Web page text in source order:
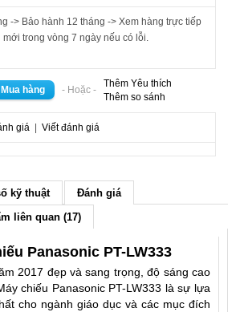
-> Bảo hành 12 tháng -> Xem hàng trực tiếp
trong vòng 7 ngày nếu có lỗi.
- Hoặc -
Thêm Yêu thích
Thêm so sánh
giá Viết đánh giá
kỹ thuật
Đánh giá
liên quan (17)
Panasonic PT-LW333
2017 đẹp và sang trọng, độ sáng cao
chiếu Panasonic PT-LW333 là sự lựa
cho ngành giáo dục và các mục đích